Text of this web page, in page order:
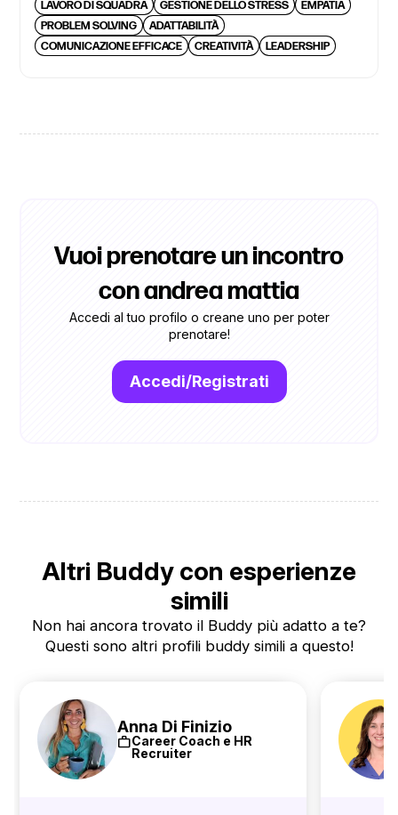
LAVORO DI SQUADRA GESTIONE DELLO STRESS
EMPATIA
PROBLEM SOLVING
ADATTABILITÀ
COMUNICAZIONE EFFICACE
CREATIVITÀ LEADERSHIP
Vuoi prenotare un incontro
con andrea mattia
Accedi al tuo profilo o creane uno per poter
prenotare!
Accedi/Registrati
Altri Buddy con esperienze
simili
Non hai ancora trovato il Buddy più adatto a te?
Questi sono altri profili buddy simili a questo!
Anna Di Finizio
workCareer Coach e HR
Recruiter